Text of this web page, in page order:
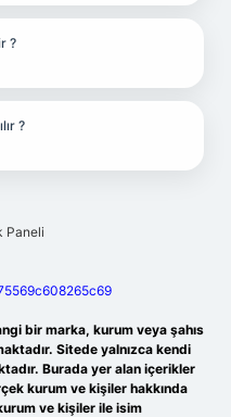
?
?
bir marka, kurum veya şahıs
Sitede yalnızca kendi
Burada yer alan içerikler
kurum ve kişiler hakkında
ve kişiler ile isim